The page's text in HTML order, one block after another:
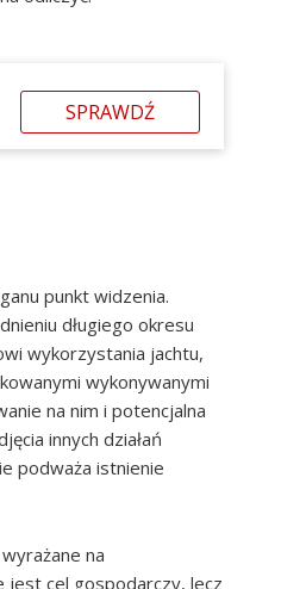
SPRAWDŹ
punkt widzenia.
długiego okresu
wykorzystania jachtu,
wykonywanymi
na nim i potencjalna
innych działań
podważa istnienie
na
jest cel gospodarczy, lecz